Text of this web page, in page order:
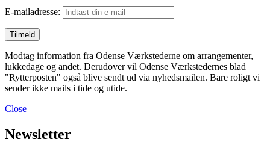
E-mailadresse:
Modtag information fra Odense Værkstederne om arrangementer,
lukkedage og andet. Derudover vil Odense Værkstedernes blad
"Rytterposten" også blive sendt ud via nyhedsmailen. Bare roligt vi
sender ikke mails i tide og utide.
Close
Newsletter